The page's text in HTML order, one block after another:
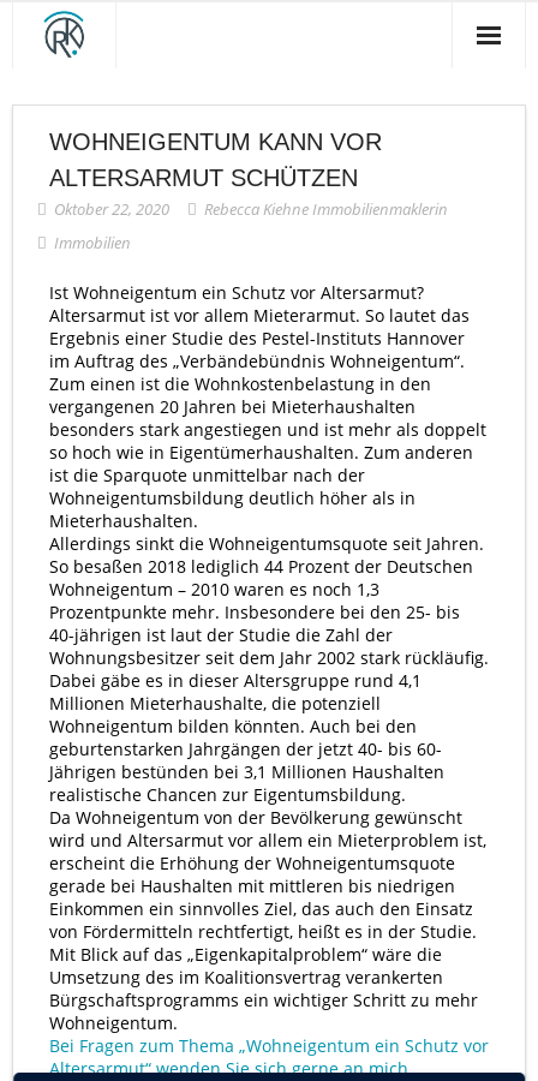
Unsere schöne Stadt
Inside Makler
Immobilienrente
DER BLOG
Kontakt
WOHNEIGENTUM KANN VOR
ALTERSARMUT SCHÜTZEN
Oktober 22, 2020
Rebecca Kiehne Immobilienmaklerin
Immobilien
Ist Wohneigentum ein Schutz vor Altersarmut?
Altersarmut ist vor allem Mieterarmut. So lautet das
Ergebnis einer Studie des Pestel-Instituts Hannover
im Auftrag des „Verbändebündnis Wohneigentum“.
Zum einen ist die Wohnkostenbelastung in den
vergangenen 20 Jahren bei Mieterhaushalten
besonders stark angestiegen und ist mehr als doppelt
so hoch wie in Eigentümerhaushalten. Zum anderen
ist die Sparquote unmittelbar nach der
Wohneigentumsbildung deutlich höher als in
Mieterhaushalten.
Allerdings sinkt die Wohneigentumsquote seit Jahren.
So besaßen 2018 lediglich 44 Prozent der Deutschen
Wohneigentum – 2010 waren es noch 1,3
Prozentpunkte mehr. Insbesondere bei den 25- bis
40-jährigen ist laut der Studie die Zahl der
Wohnungsbesitzer seit dem Jahr 2002 stark rückläufig.
Dabei gäbe es in dieser Altersgruppe rund 4,1
Millionen Mieterhaushalte, die potenziell
Wohneigentum bilden könnten. Auch bei den
geburtenstarken Jahrgängen der jetzt 40- bis 60-
Jährigen bestünden bei 3,1 Millionen Haushalten
realistische Chancen zur Eigentumsbildung.
Da Wohneigentum von der Bevölkerung gewünscht
wird und Altersarmut vor allem ein Mieterproblem ist,
erscheint die Erhöhung der Wohneigentumsquote
gerade bei Haushalten mit mittleren bis niedrigen
Einkommen ein sinnvolles Ziel, das auch den Einsatz
von Fördermitteln rechtfertigt, heißt es in der Studie.
Mit Blick auf das „Eigenkapitalproblem“ wäre die
Umsetzung des im Koalitionsvertrag verankerten
Bürgschaftsprogramms ein wichtiger Schritt zu mehr
Wohneigentum.
Bei Fragen zum Thema „Wohneigentum ein Schutz vor
Altersarmut“ wenden Sie sich gerne an mich.